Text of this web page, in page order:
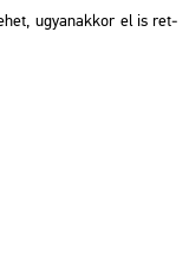
ugyan­ak­kor el is ret­